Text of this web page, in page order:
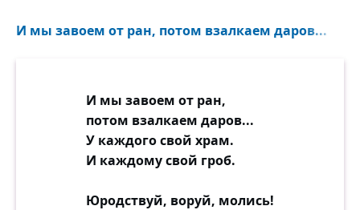
И мы завоем от ран, потом взалкаем даров...
И мы завоем от ран,
потом взалкаем даров...
У каждого свой храм.
И каждому свой гроб.
Юродствуй, воруй, молись!